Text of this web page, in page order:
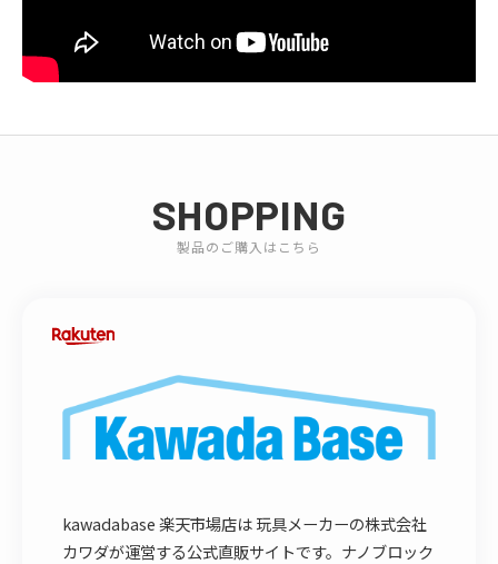
SHOPPING
製品のご購入はこちら
kawadabase 楽天市場店は 玩具メーカーの株式会社
カワダが運営する公式直販サイトです。ナノブロック